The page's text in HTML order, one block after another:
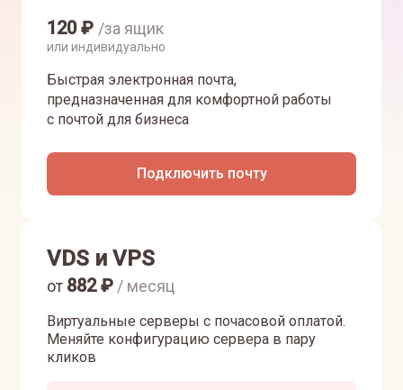
120₽ /за ящик
или индивидуально
Быстрая электронная почта,
предназначенная для комфортной работы
с почтой для бизнеса
Подключить почту
VDS и VPS
Виртуальные серверы с почасовой оплатой.
Меняйте конфигурацию сервера в пару
кликов
от 882₽ / месяц